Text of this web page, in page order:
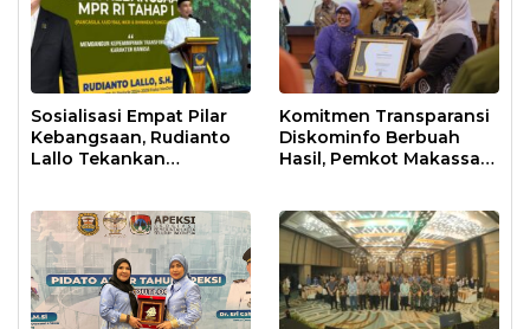
Sosialisasi Empat Pilar
Kebangsaan, Rudianto
Lallo Tekankan
Komitmen Transparansi
Diskominfo Berbuah
Hasil, Pemkot Makassar